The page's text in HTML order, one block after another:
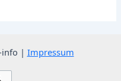
info | Impressum